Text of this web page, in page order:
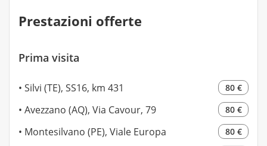
Prestazioni offerte
Prima visita
Silvi (TE), SS16, km 431 80 €
Avezzano (AQ), Via Cavour, 79 80 €
Montesilvano (PE), Viale Europa 80 €